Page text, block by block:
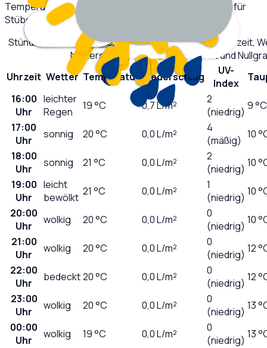
Temperatur und Niederschlag im stündlichen Verlauf für
Stübenwasen.
Stündliche Wettervorhersage fürStübenwasen: Uhrzeit,
Niederschlag, UV-Index, Taupunkt und
Uhrzeit Wetter TemperaturNiederschlag
UV-
Index
16:00
Uhr
leichter
Regen
19°C 0,7L/m²
2
(niedrig) 9 °C
17:00
Uhr
sonnig 20°C 0,0L/m²
4
(mäßig) 10
18:00
Uhr
sonnig 21 °C 0,0L/m²
2
(niedrig) 10
19:00
Uhr
leicht
bewölkt 21 °C 0,0L/m²
1
(niedrig) 10
20:00
Uhr
wolkig 20°C 0,0L/m²
0
(niedrig) 10
21:00
Uhr
wolkig 20°C 0,0L/m²
0
(niedrig) 12
22:00
Uhr
bedeckt20°C 0,0L/m²
0
(niedrig) 12
23:00
Uhr
wolkig 20°C 0,0L/m²
0
(niedrig) 13
00:00
Uhr
wolkig 19°C 0,0L/m²
0
(niedrig) 13